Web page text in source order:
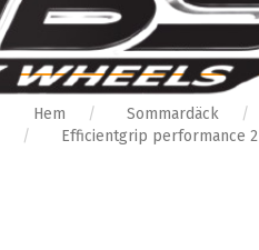
Hem Sommardäck
Efficientgrip performance 2